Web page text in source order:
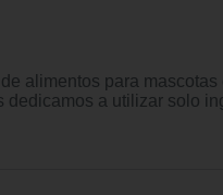
alimentos para mascotas
a utilizar solo